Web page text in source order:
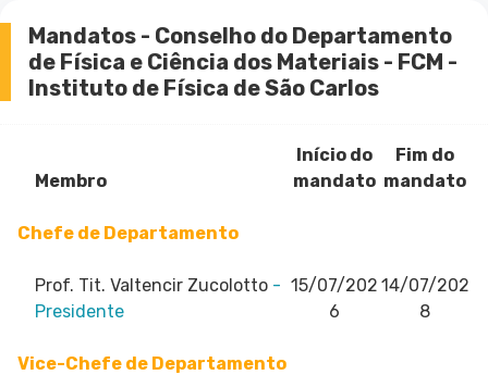
Mandatos - Conselho do Departamento
de Física e Ciência dos Materiais - FCM -
Instituto de Física de São Carlos
Membro
Início do
mandato
Fim do
mandato
Chefe de Departamento
Prof. Tit. Valtencir Zucolotto -
Presidente
15/07/202
6
14/07/202
8
Vice-Chefe de Departamento